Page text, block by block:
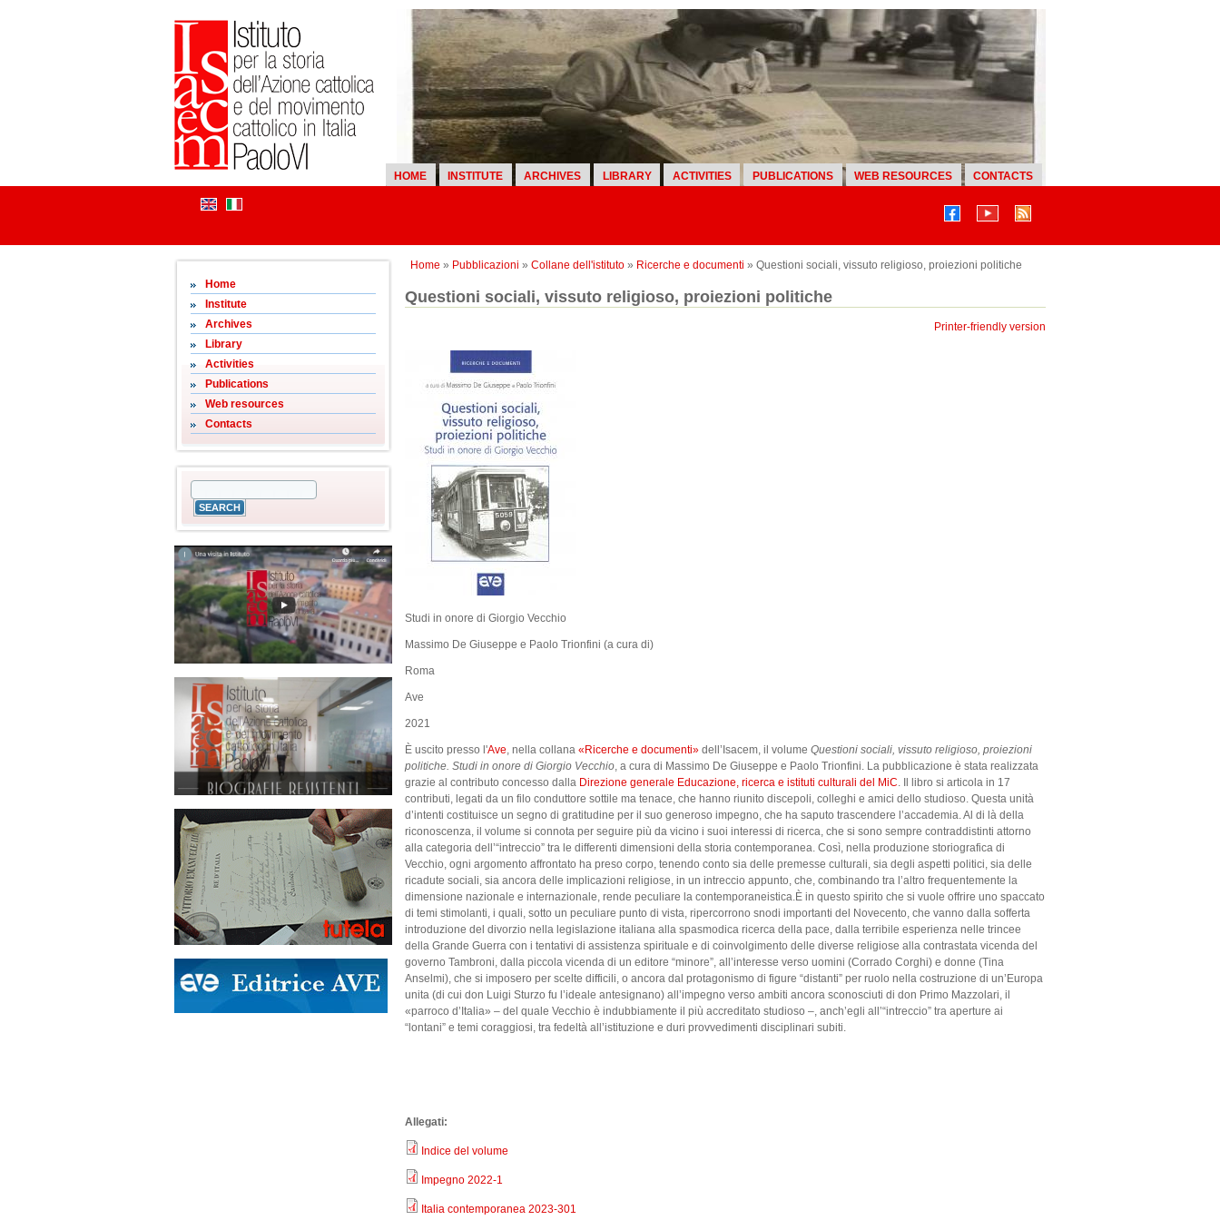
HOME INSTITUTE ARCHIVES LIBRARY ACTIVITIES PUBLICATIONS WEB RESOURCES CONTACTS
Home » Pubblicazioni » Collane dell'istituto» Ricerche e documenti » Questioni sociali, vissuto religioso, proiezioni politiche
Home
Institute
Archives
Library
Activities
Publications
Web resources
Contacts
Questioni sociali, vissuto religioso, proiezioni politiche
Printer-friendly version
Studi in onore di Giorgio Vecchio
Massimo De Giuseppe e Paolo Trionfini (a cura di)
Roma
Ave
2021
È uscito presso l'Ave, nella collana «Ricerche e documenti» dell’Isacem, il volume Questioni sociali, vissuto religioso, proiezioni
politiche. Studi in onore di Giorgio Vecchio, a cura di Massimo De Giuseppe e Paolo Trionfini. La pubblicazione è stata realizzata
grazie al contributo concesso dalla Direzione generale Educazione, ricerca e istituti culturali del MiC. Il libro si articola in 17
contributi, legati da un filo conduttore sottile ma tenace, che hanno riunito discepoli, colleghi e amici dello studioso. Questa unità
d’intenti costituisce un segno di gratitudine per il suo generoso impegno, che ha saputo trascendere l’accademia. Al di là della
riconoscenza, il volume si connota per seguire più da vicino i suoi interessi di ricerca, che si sono sempre contraddistinti attorno
alla categoria dell’“intreccio” tra le differenti dimensioni della storia contemporanea. Così, nella produzione storiografica di
Vecchio, ogni argomento affrontato ha preso corpo, tenendo conto sia delle premesse culturali, sia degli aspetti politici, sia delle
ricadute sociali, sia ancora delle implicazioni religiose, in un intreccio appunto, che, combinando tra l’altro frequentemente la
dimensione nazionale e internazionale, rende peculiare la contemporaneistica.È in questo spirito che si vuole offrire uno spaccato
di temi stimolanti, i quali, sotto un peculiare punto di vista, ripercorrono snodi importanti del Novecento, che vanno dalla sofferta
introduzione del divorzio nella legislazione italiana alla spasmodica ricerca della pace, dalla terribile esperienza nelle trincee
della Grande Guerra con i tentativi di assistenza spirituale e di coinvolgimento delle diverse religiose alla contrastata vicenda del
governo Tambroni, dalla piccola vicenda di un editore “minore”, all’interesse verso uomini (Corrado Corghi) e donne (Tina
Anselmi), che si imposero per scelte difficili, o ancora dal protagonismo di figure “distanti” per ruolo nella costruzione di un’Europa
unita (di cui don Luigi Sturzo fu l’ideale antesignano) all’impegno verso ambiti ancora sconosciuti di don Primo Mazzolari, il
«parroco d’Italia» – del quale Vecchio è indubbiamente il più accreditato studioso –, anch’egli all’“intreccio” tra aperture ai
“lontani” e temi coraggiosi, tra fedeltà all’istituzione e duri provvedimenti disciplinari subiti.
Allegati:
Indice del volume
Impegno 2022-1
Italia contemporanea 2023-301